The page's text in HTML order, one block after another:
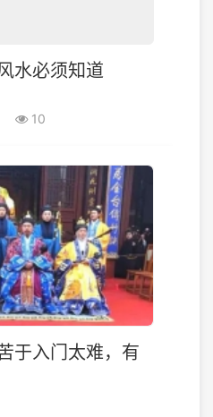
水必须知道
10
于入门太难，有